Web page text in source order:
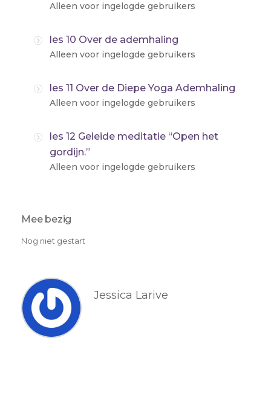
Alleen voor ingelogde gebruikers
les 10 Over de ademhaling
Alleen voor ingelogde gebruikers
les 11 Over de Diepe Yoga Ademhaling
Alleen voor ingelogde gebruikers
les 12 Geleide meditatie “Open het
gordijn.”
Alleen voor ingelogde gebruikers
Mee bezig
Nog niet gestart
Jessica Larive